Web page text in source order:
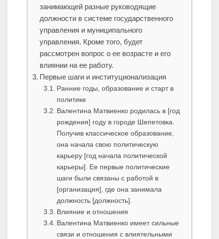
занимающей разные руководящие
должности в системе государственного
управления и муниципального
управления. Кроме того, будет
рассмотрен вопрос о ее возрасте и его
влиянии на ее работу.
Первые шаги и институционализация
Ранние годы, образование и старт в
политике
Валентина Матвиенко родилась в [год
рождения] году в городе Шепетовка.
Получив классическое образование,
она начала свою политическую
карьеру [год начала политической
карьеры]. Ее первые политические
шаги были связаны с работой в
[организация], где она занимала
должность [должность].
Влияние и отношения
Валентина Матвиенко имеет сильные
связи и отношения с влиятельными